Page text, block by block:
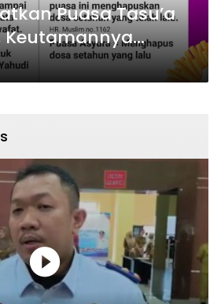
Puasa Tasu’a
Keutamannya
Biasa